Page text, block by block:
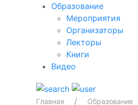
Образование
Мероприятия
Организаторы
Лекторы
Книги
Видео
Главная Образование